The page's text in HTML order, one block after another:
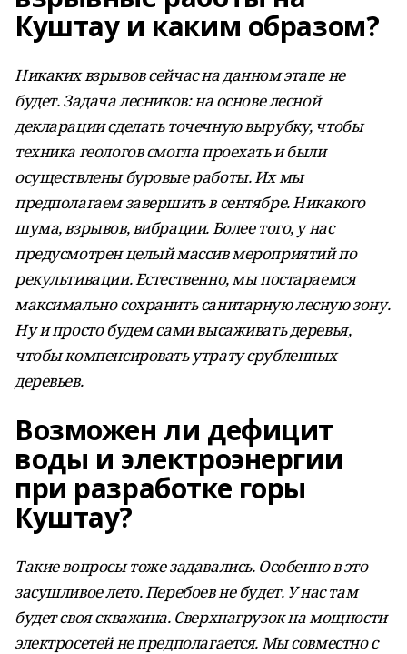
Куштау и каким образом?
Никаких взрывов сейчас на данном этапе не
будет. Задача лесников: на основе лесной
декларации сделать точечную вырубку, чтобы
техника геологов смогла проехать и были
осуществлены буровые работы. Их мы
предполагаем завершить в сентябре. Никакого
шума, взрывов, вибрации. Более того, у нас
предусмотрен целый массив мероприятий по
рекультивации. Естественно, мы постараемся
максимально сохранить санитарную лесную зону.
Ну и просто будем сами высаживать деревья,
чтобы компенсировать утрату срубленных
деревьев.
Возможен ли дефицит
воды и электроэнергии
при разработке горы
Куштау?
Такие вопросы тоже задавались. Особенно в это
засушливое лето. Перебоев не будет. У нас там
будет своя скважина. Сверхнагрузок на мощности
электросетей не предполагается. Мы совместно с